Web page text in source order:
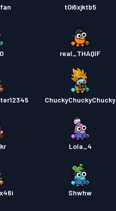
t0i6xjktb5
real_THAQIF
ChuckyChuckyChucky
Lola_4
Shwhw